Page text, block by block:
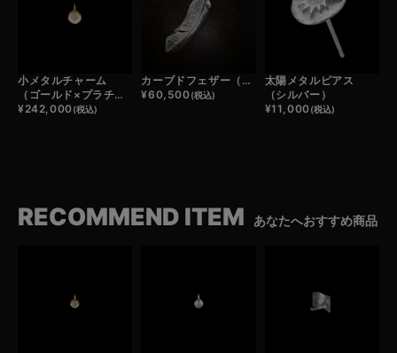
小メタルチャーム
（ゴールド×プラチナ）
¥242,000(税込)
カーブドフェザー（シルバー）
¥60,500(税込)
太陽メタルピアス
（シルバー）
¥11,000(税込)
RECOMMEND ITEM あなたへおすすめ商品